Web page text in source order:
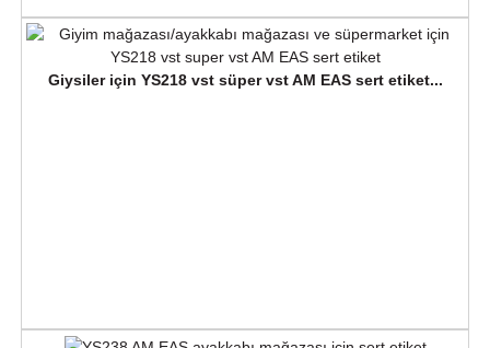
Giysiler için YS218 vst süper vst AM EAS sert etiket...